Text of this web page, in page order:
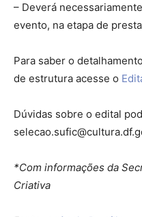
– Deverá
evento, na etapa de
Para saber o
de estrutura acesse o
Dúvidas sobre o edital
*Com informações da
Criativa